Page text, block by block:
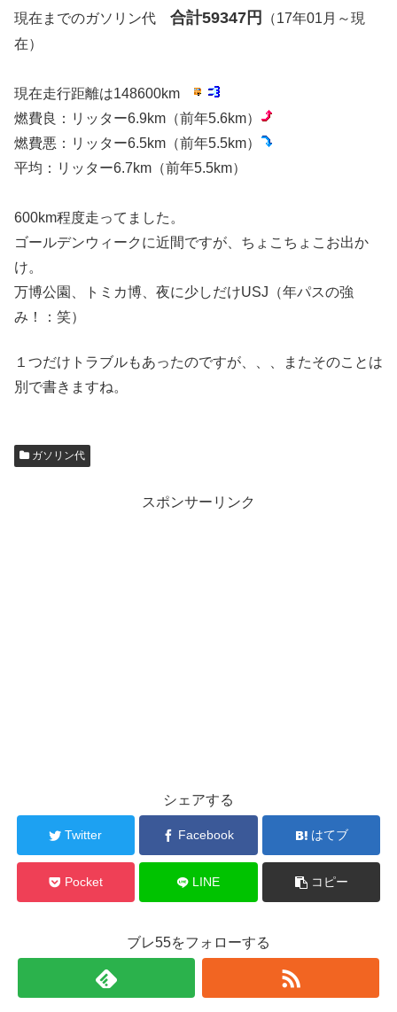
現在までのガソリン代 合計59347円
（17年01月～現
在）
現在走行距離は148600km
燃費良：リッター6.9km（前年5.6km）
燃費悪：リッター6.5km（前年5.5km）
平均：リッター6.7km（前年5.5km）
600km程度走ってました。
ゴールデンウィークに近間ですが、ちょこちょこお出か
け。
万博公園、トミカ博、夜に少しだけUSJ（年パスの強
み！：笑）
１つだけトラブルもあったのですが、、、またそのことは
別で書きますね。
ガソリン代
スポンサーリンク
シェアする
Twitter Facebook はてブ
Pocket LINE コピー
ブレ55をフォローする